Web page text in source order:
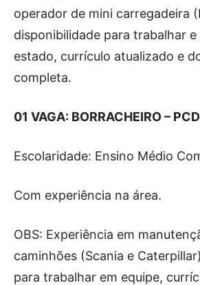
operador de mini carregadeira
disponibilidade para trabalhar
estado, currículo atualizado e
completa.
01 VAGA: BORRACHEIRO – PCD
Escolaridade: Ensino Médio
Com experiência na área.
OBS: Experiência em
caminhões (Scania e
para trabalhar em equipe,